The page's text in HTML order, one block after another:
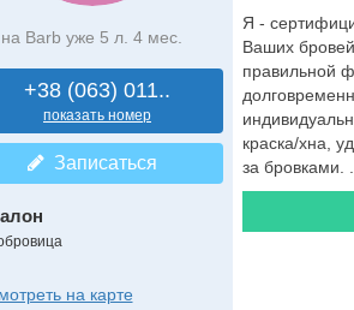
на Barb уже 5 л. 4 мес.
+38 (063) 011..
показать номер
Записаться
на карте
Я -
Ваших
правильной
краска/хна,
за бровками. ...